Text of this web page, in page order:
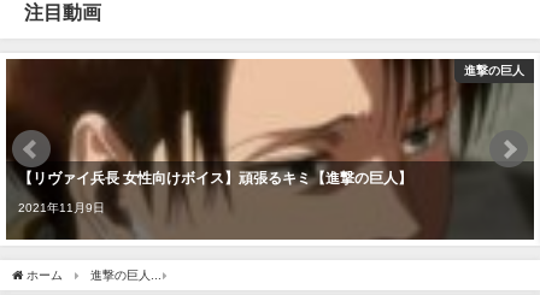
注目動画
進撃の巨人
【リヴァイ兵長 女性向けボイス】頑張るキミ【進撃の巨人】
2021年11月9日
ホーム 進撃の巨人